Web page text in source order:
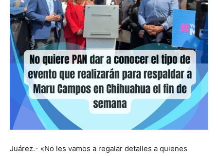
Juárez.- «No les vamos a regalar detalles a quienes